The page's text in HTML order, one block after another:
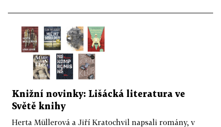
Knižní novinky: Lišácká literatura ve
Světě knihy
Herta Müllerová a Jiří Kratochvil napsali romány, v